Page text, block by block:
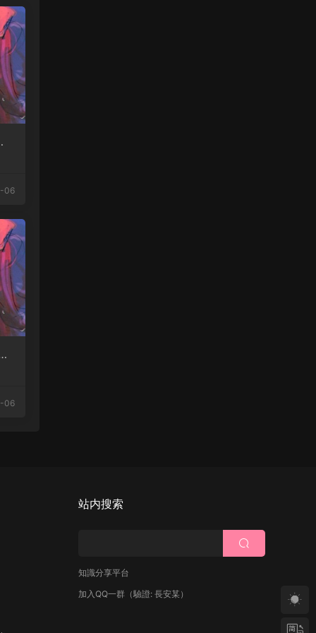
06
06
站内搜索
知識分享平台
加入QQ一群（驗證: 長安某）